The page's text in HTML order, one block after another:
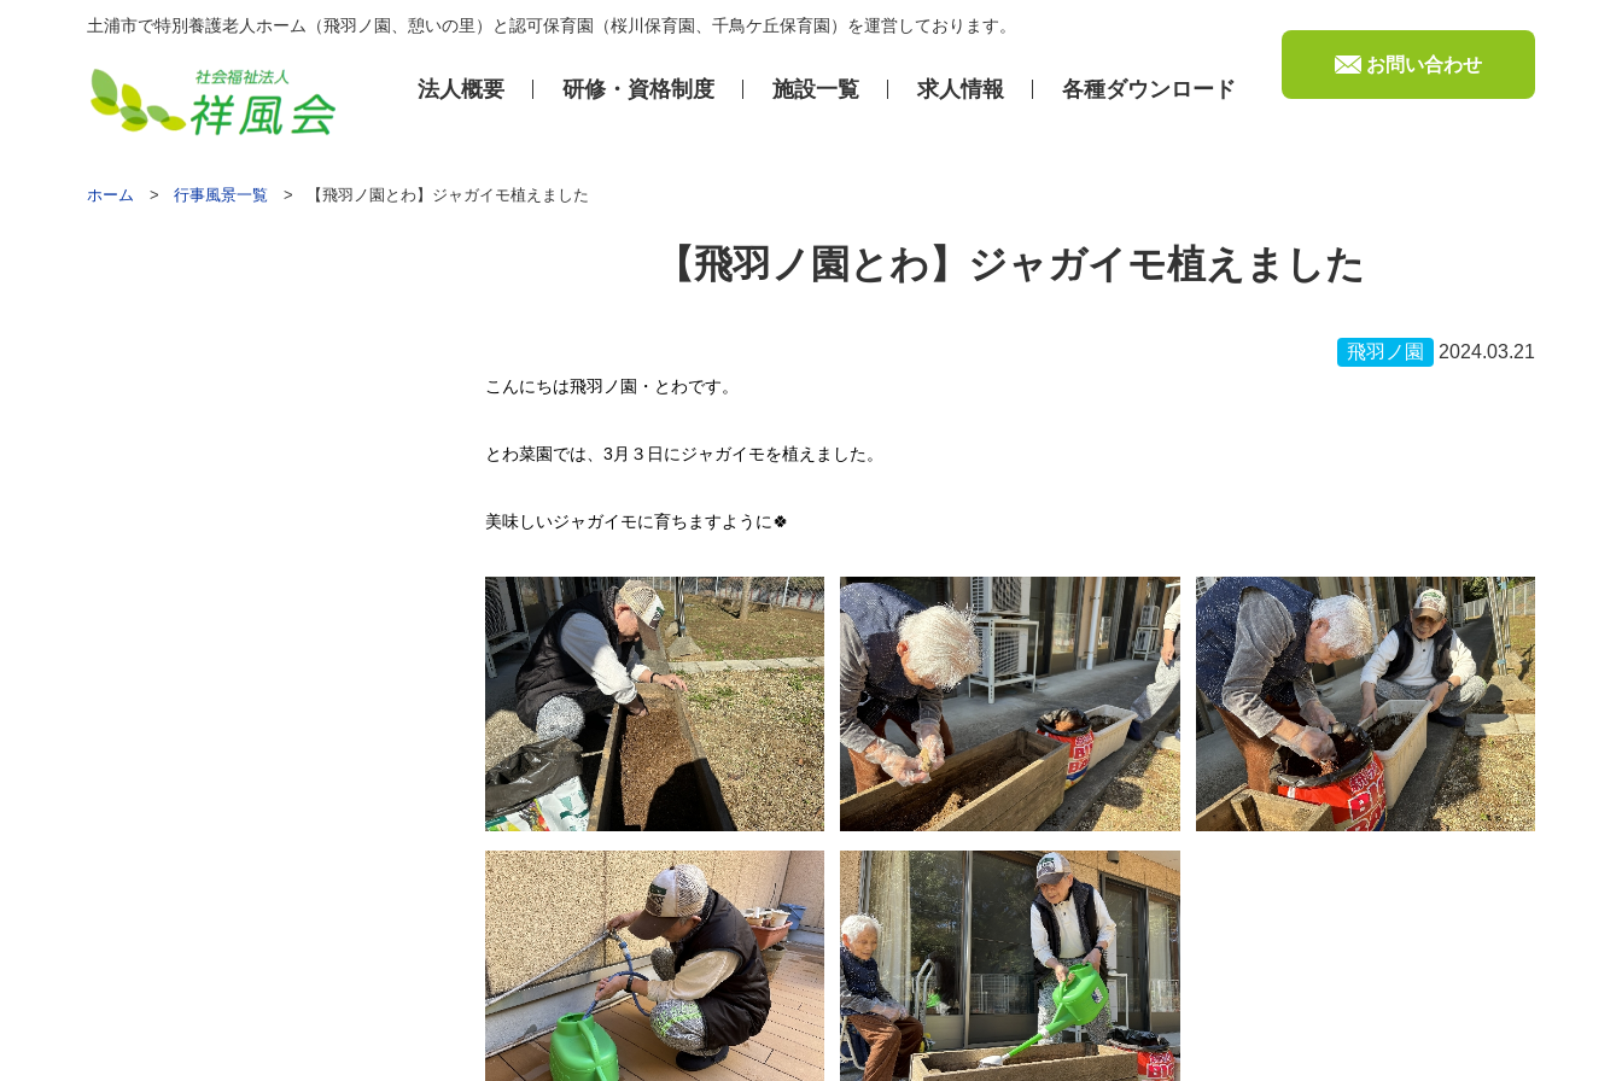
土浦市で特別養護老人ホーム（飛羽ノ園、憩いの里）と認可保育園（桜川保育園、千鳥ケ丘保育園）を運営しております。
法⼈概要 研修・資格制度 施設⼀覧 求⼈情報 各種ダウンロード
お問い合わせ
ホーム 行事風景一覧 【飛羽ノ園とわ】ジャガイモ植えました
【飛羽ノ園とわ】ジャガイモ植えました
飛羽ノ園 2024.03.21
こんにちは飛羽ノ園・とわです。
とわ菜園では、3月３日にジャガイモを植えました。
美味しいジャガイモに育ちますように🍀